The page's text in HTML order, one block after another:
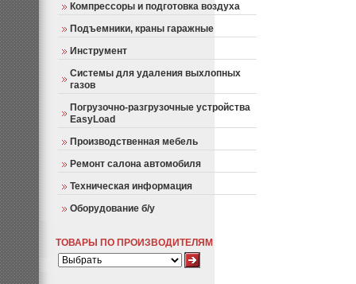
Компрессоры и подготовка воздуха
Подъемники, краны гаражные
Инструмент
Системы для удаления выхлопных
газов
Погрузочно-разгрузочные устройства
EasyLoad
Производственная мебель
Ремонт салона автомобиля
Техническая информация
Оборудование б/у
ТОВАРЫ ПО ПРОИЗВОДИТЕЛЯМ